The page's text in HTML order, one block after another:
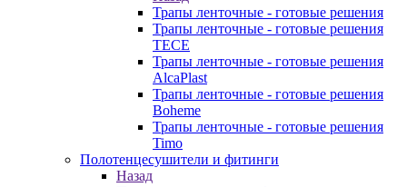
Трапы ленточные - готовые решения
Трапы ленточные - готовые решения
TECE
Трапы ленточные - готовые решения
AlcaPlast
Трапы ленточные - готовые решения
Boheme
Трапы ленточные - готовые решения
Timo
Полотенцесушители и фитинги
Назад